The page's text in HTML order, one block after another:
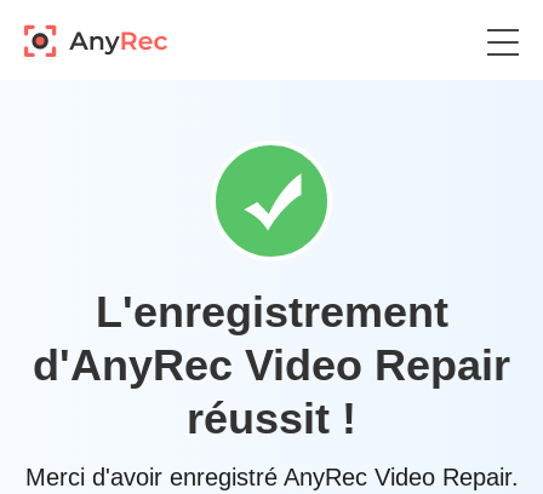
L'enregistrement
d'AnyRec Video Repair
réussit !
Merci d'avoir enregistré AnyRec Video Repair.